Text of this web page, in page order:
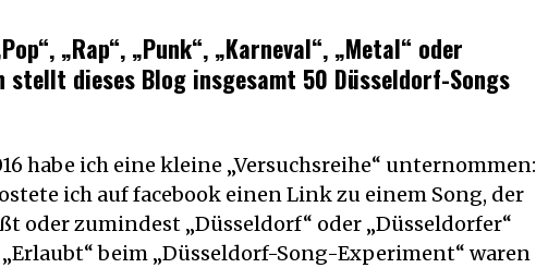
„Rap“, „Punk“, „Karneval“, „Metal“ oder
stellt dieses Blog insgesamt 50 Düsseldorf-Songs
habe ich eine kleine „Versuchsreihe“ unternommen:
ich auf facebook einen Link zu einem Song, der
oder zumindest „Düsseldorf“ oder „Düsseldorfer“
beim „Düsseldorf-Song-Experiment“ waren